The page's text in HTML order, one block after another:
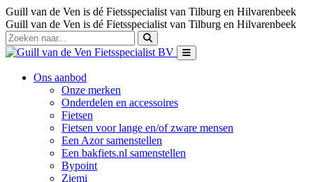
Guill van de Ven is dé Fietsspecialist van Tilburg en Hilvarenbeek
Guill van de Ven is dé Fietsspecialist van Tilburg en Hilvarenbeek
Ons aanbod
Onze merken
Onderdelen en accessoires
Fietsen
Fietsen voor lange en/of zware mensen
Een Azor samenstellen
Een bakfiets.nl samenstellen
Bypoint
Ziemi